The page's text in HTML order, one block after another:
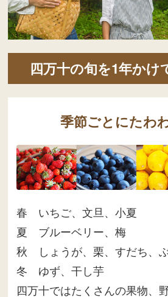
四万十の旬を1年かけ
季節ごとにたわ
春 いちご、文旦、小夏
夏 ブルーベリー、梅
秋 しょうが、栗、すだち、
冬 ゆず、干し芋
四万十ではたくさんの果物、